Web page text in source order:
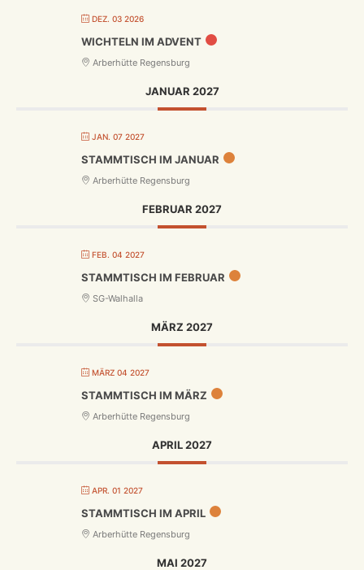
DEZ. 03 2026
WICHTELN IM ADVENT
Arberhütte Regensburg
JANUAR 2027
JAN. 07 2027
STAMMTISCH IM JANUAR
Arberhütte Regensburg
FEBRUAR 2027
FEB. 04 2027
STAMMTISCH IM FEBRUAR
SG-Walhalla
MÄRZ 2027
MÄRZ 04 2027
STAMMTISCH IM MÄRZ
Arberhütte Regensburg
APRIL 2027
APR. 01 2027
STAMMTISCH IM APRIL
Arberhütte Regensburg
MAI 2027